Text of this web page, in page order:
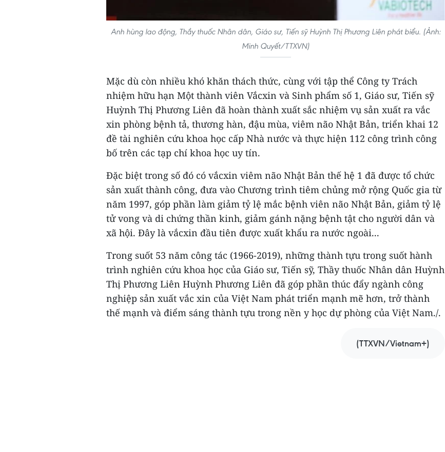
Anh hùng lao động, Thầy thuốc Nhân dân, Giáo sư, Tiến sỹ Huỳnh Thị Phương Liên phát biểu. (Ảnh:
Minh Quyết/TTXVN)
Mặc dù còn nhiều khó khăn thách thức, cùng với tập thể Công ty Trách
nhiệm hữu hạn Một thành viên Vắcxin và Sinh phẩm số 1, Giáo sư, Tiến sỹ
Huỳnh Thị Phương Liên đã hoàn thành xuất sắc nhiệm vụ sản xuất ra vắc
xin phòng bệnh tả, thương hàn, đậu mùa, viêm não Nhật Bản, triển khai 12
đề tài nghiên cứu khoa học cấp Nhà nước và thực hiện 112 công trình công
bố trên các tạp chí khoa học uy tín.
Đặc biệt trong số đó có vắcxin viêm não Nhật Bản thế hệ 1 đã được tổ chức
sản xuất thành công, đưa vào Chương trình tiêm chủng mở rộng Quốc gia từ
năm 1997, góp phần làm giảm tỷ lệ mắc bệnh viên não Nhật Bản, giảm tỷ lệ
tử vong và di chứng thần kinh, giảm gánh nặng bệnh tật cho người dân và
xã hội. Đây là vắcxin đầu tiên được xuất khẩu ra nước ngoài...
Trong suốt 53 năm công tác (1966-2019), những thành tựu trong suốt hành
trình nghiên cứu khoa học của Giáo sư, Tiến sỹ, Thầy thuốc Nhân dân Huỳnh
Thị Phương Liên Huỳnh Phương Liên đã góp phần thúc đẩy ngành công
nghiệp sản xuất vắc xin của Việt Nam phát triển mạnh mẽ hơn, trở thành
thế mạnh và điểm sáng thành tựu trong nền y học dự phòng của Việt Nam./.
(TTXVN/Vietnam+)